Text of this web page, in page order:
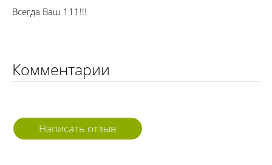
Всегда Ваш 111!!!
Комментарии
Написать отзыв